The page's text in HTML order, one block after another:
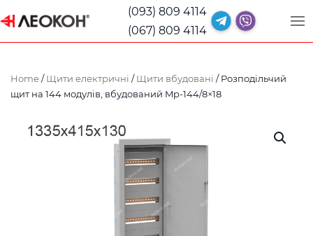
(093) 809 4114
(067) 809 4114
Home/Щити електричні /Щити вбудовані / Розподільчий
щит на 144 модулів, вбудований Mp-144/8×18